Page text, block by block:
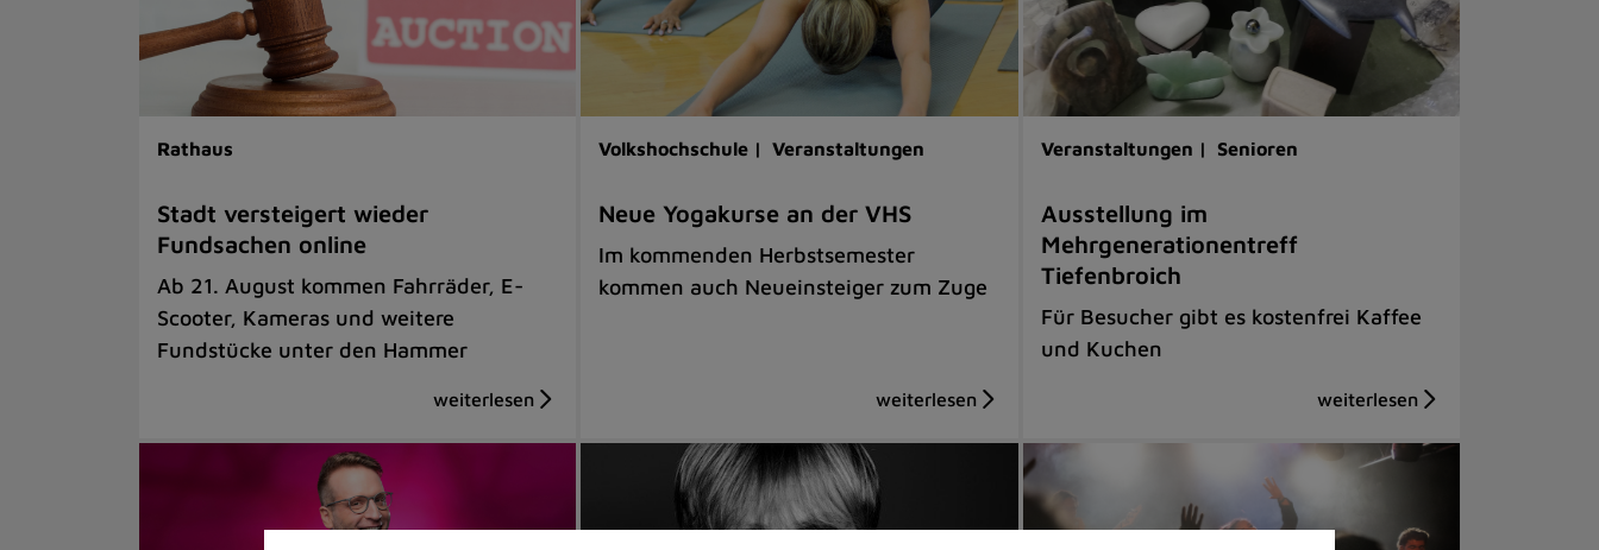
Rathaus
Stadt versteigert wieder
Fundsachen online
Ab 21. August kommen Fahrräder, E-
Scooter, Kameras und weitere
Fundstücke unter den Hammer
Volkshochschule | Veranstaltungen
Neue Yogakurse an der VHS
Im kommenden Herbstsemester
kommen auch Neueinsteiger zum Zuge
Veranstaltungen | Senioren
Ausstellung im
Mehrgenerationentreff
Tiefenbroich
Für Besucher gibt es kostenfrei Kaffee
und Kuchen